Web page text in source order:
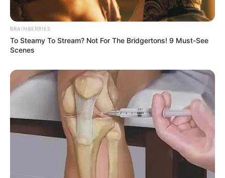
BRAINBERRIES
To Steamy To Stream? Not For The Bridgertons! 9 Must-See
Scenes